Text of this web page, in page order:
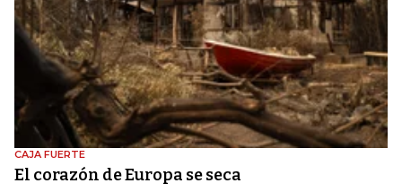
CAJA FUERTE
El corazón de Europa se seca